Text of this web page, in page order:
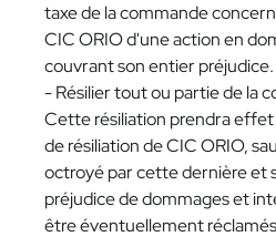
taxe de la commande
CIC ORIO d'une action en
couvrant son entier préjudice.
- Résilier tout ou partie de la
Cette résiliation prendra
de résiliation de CIC ORIO,
octroyé par cette dernière et
préjudice de dommages et
être éventuellement